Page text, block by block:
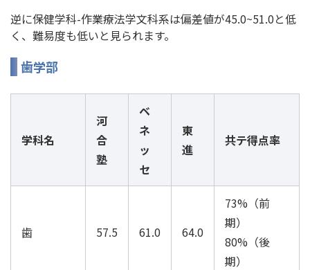
逆に保健学科-作業療法学文科系は偏差値が45.0~51.0と低
く、難易度も低いと見られます。
歯学部
学科名
河
合
塾
ベ
ネ
ッ
セ
東
進
共テ得点率
歯 57.5 61.0 64.0
73%（前
期）
80%（後
期）